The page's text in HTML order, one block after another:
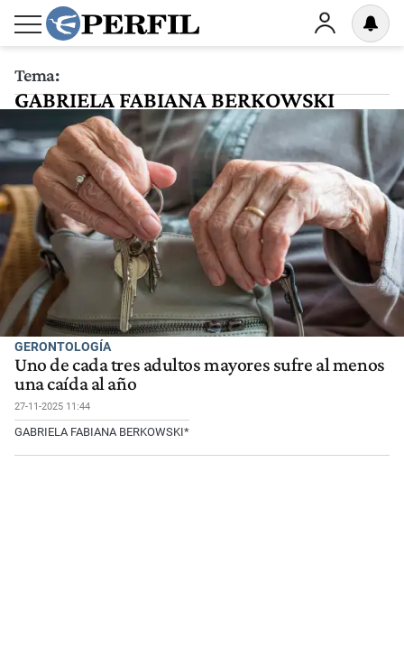
Tema:
GABRIELA FABIANA BERKOWSKI
GERONTOLOGÍA
Uno de cada tres adultos mayores sufre al menos
una caída al año
27-11-2025 11:44
GABRIELA FABIANA BERKOWSKI*